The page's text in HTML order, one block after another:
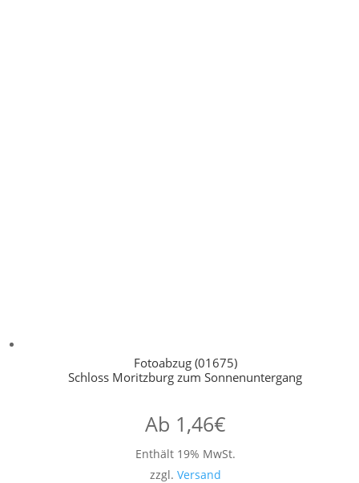
Fotoabzug (01675)
Schloss Moritzburg zum Sonnenuntergang
Ab 1,46€
Enthält 19% MwSt.
zzgl. Versand